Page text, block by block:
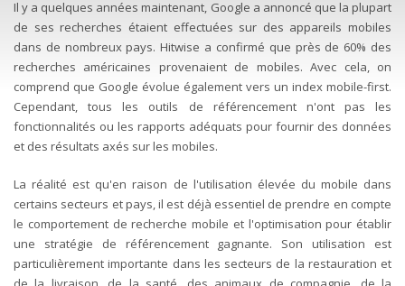
Il y a quelques années maintenant, Google a annoncé que la plupart
de ses recherches étaient effectuées sur des appareils mobiles
dans de nombreux pays. Hitwise a confirmé que près de 60% des
recherches américaines provenaient de mobiles. Avec cela, on
comprend que Google évolue également vers un index mobile-first.
Cependant, tous les outils de référencement n'ont pas les
fonctionnalités ou les rapports adéquats pour fournir des données
et des résultats axés sur les mobiles.
La réalité est qu'en raison de l'utilisation élevée du mobile dans
certains secteurs et pays, il est déjà essentiel de prendre en compte
le comportement de recherche mobile et l'optimisation pour établir
une stratégie de référencement gagnante. Son utilisation est
particulièrement importante dans les secteurs de la restauration et